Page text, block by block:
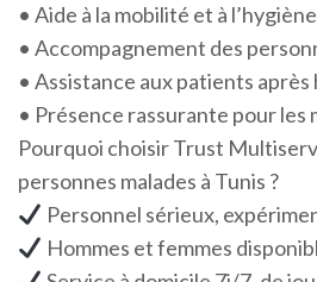
• Aide à la mobilité et à l’hygiène
• Accompagnement des
• Assistance aux patients
• Présence rassurante pour les
Pourquoi choisir Trust
personnes malades à Tunis ?
Personnel sérieux,
Hommes et femmes